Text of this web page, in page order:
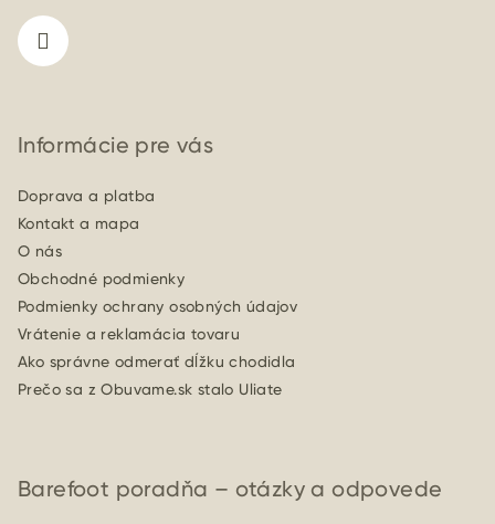
Informácie pre vás
Doprava a platba
Kontakt a mapa
O nás
Obchodné podmienky
Podmienky ochrany osobných údajov
Vrátenie a reklamácia tovaru
Ako správne odmerať dĺžku chodidla
Prečo sa z Obuvame.sk stalo Uliate
Barefoot poradňa – otázky a odpovede